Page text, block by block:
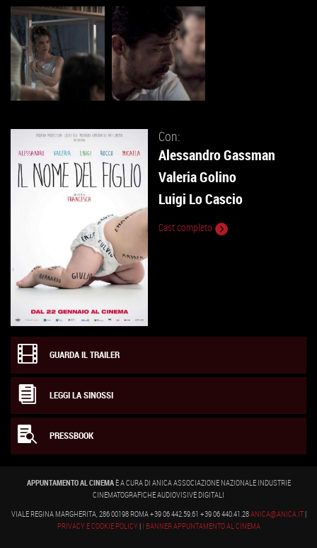
Con:
Alessandro Gassman
Valeria Golino
Luigi Lo Cascio
Cast completo
GUARDA IL TRAILER
LEGGI LA SINOSSI
PRESSBOOK
APPUNTAMENTO AL CINEMAÈ A CURA DI ANICA ASSOCIAZIONE NAZIONALE INDUSTRIE
CINEMATOGRAFICHE AUDIOVISIVE DIGITALI
VIALE REGINA MARGHERITA, 286 00198 ROMA +39 06 442.59.61 +39 06 440.41.28ANICA@ANICA.IT|
PRIVACY E COOKIE POLICY| I BANNER APPUNTAMENTO AL CINEMA